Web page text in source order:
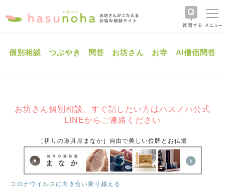
個別相談 つぶやき 問答 お坊さん お寺 AI僧侶問答
お坊さん個別相談。すぐ話したい方はハスノハ公式
LINEからご連絡ください
［祈りの道具屋まなか］自由で美しい位牌とお仏壇
コロナウイルスに向き合い乗り越える